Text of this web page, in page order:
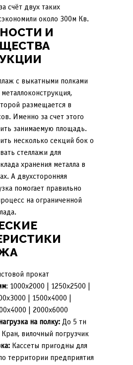
счёт двух таких
около 300м Кв.
И
с выкатными полками
размещается в
Именно за счет этого
занимаемую площадь.
несколько секций бок о
стеллажи для
хранения металла в
А двухсторонняя
помогает правильно
на ограниченной
прокат
: 1000х2000 | 1250х2500 |
| 1500х4000 |
| 2000х6000
на полку: До 5 тн
Кран, вилочный погрузчик
Кассеты пригодны для
территории предприятия